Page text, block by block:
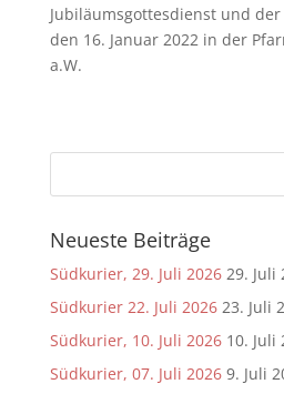
Jubiläumsgottesdienst und
den 16. Januar 2022 in der
a.W.
Neueste Beiträge
Südkurier, 29. Juli 2026 29. Juli
Südkurier 22. Juli 2026 23. Juli
Südkurier, 10. Juli 2026 10. Juli
Südkurier, 07. Juli 2026 9. Juli